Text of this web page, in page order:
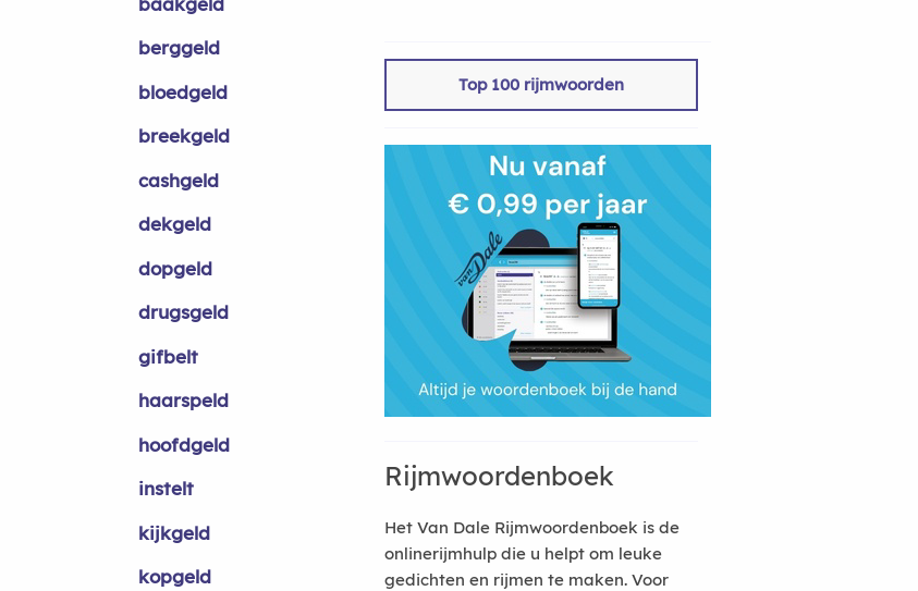
berggeld
bloedgeld
breekgeld
cashgeld
dekgeld
dopgeld
drugsgeld
gifbelt
haarspeld
hoofdgeld
instelt
kijkgeld
kopgeld
Top 100 rijmwoorden
Rijmwoordenboek
Het Van Dale Rijmwoordenboek is de
onlinerijmhulp die u helpt om leuke
gedichten en rijmen te maken. Voor